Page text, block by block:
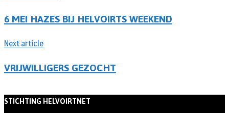
6 MEI HAZES BIJ HELVOIRTS WEEKEND
Next article
VRIJWILLIGERS GEZOCHT
STICHTING HELVOIRTNET